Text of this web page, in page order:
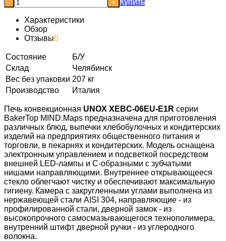
- +
Характеристики
Обзор
Отзывы0
Состояние
Б/У
Склад
Челябинск
Вес без упаковки 207 кг
Производство
Италия
Печь конвекционная UNOX XEBC-06EU-E1R серии
BakerTop MIND.Maps предназначена для приготовления
различных блюд, выпечки хлебобулочных и кондитерских
изделий на предприятиях общественного питания и
торговли, в пекарнях и кондитерских. Модель оснащена
электронным управлением и подсветкой посредством
внешней LED-лампы и C-образными с зубчатыми
нишами направляющими. Внутреннее открывающееся
стекло облегчают чистку и обеспечивают максимальную
гигиену. Камера с закругленными углами выполнена из
нержавеющей стали AISI 304, направляющие - из
профилированной стали, дверной замок - из
высокопрочного самосмазывающегося технополимера,
внутренний штифт дверной ручки - из углеродного
волокна.